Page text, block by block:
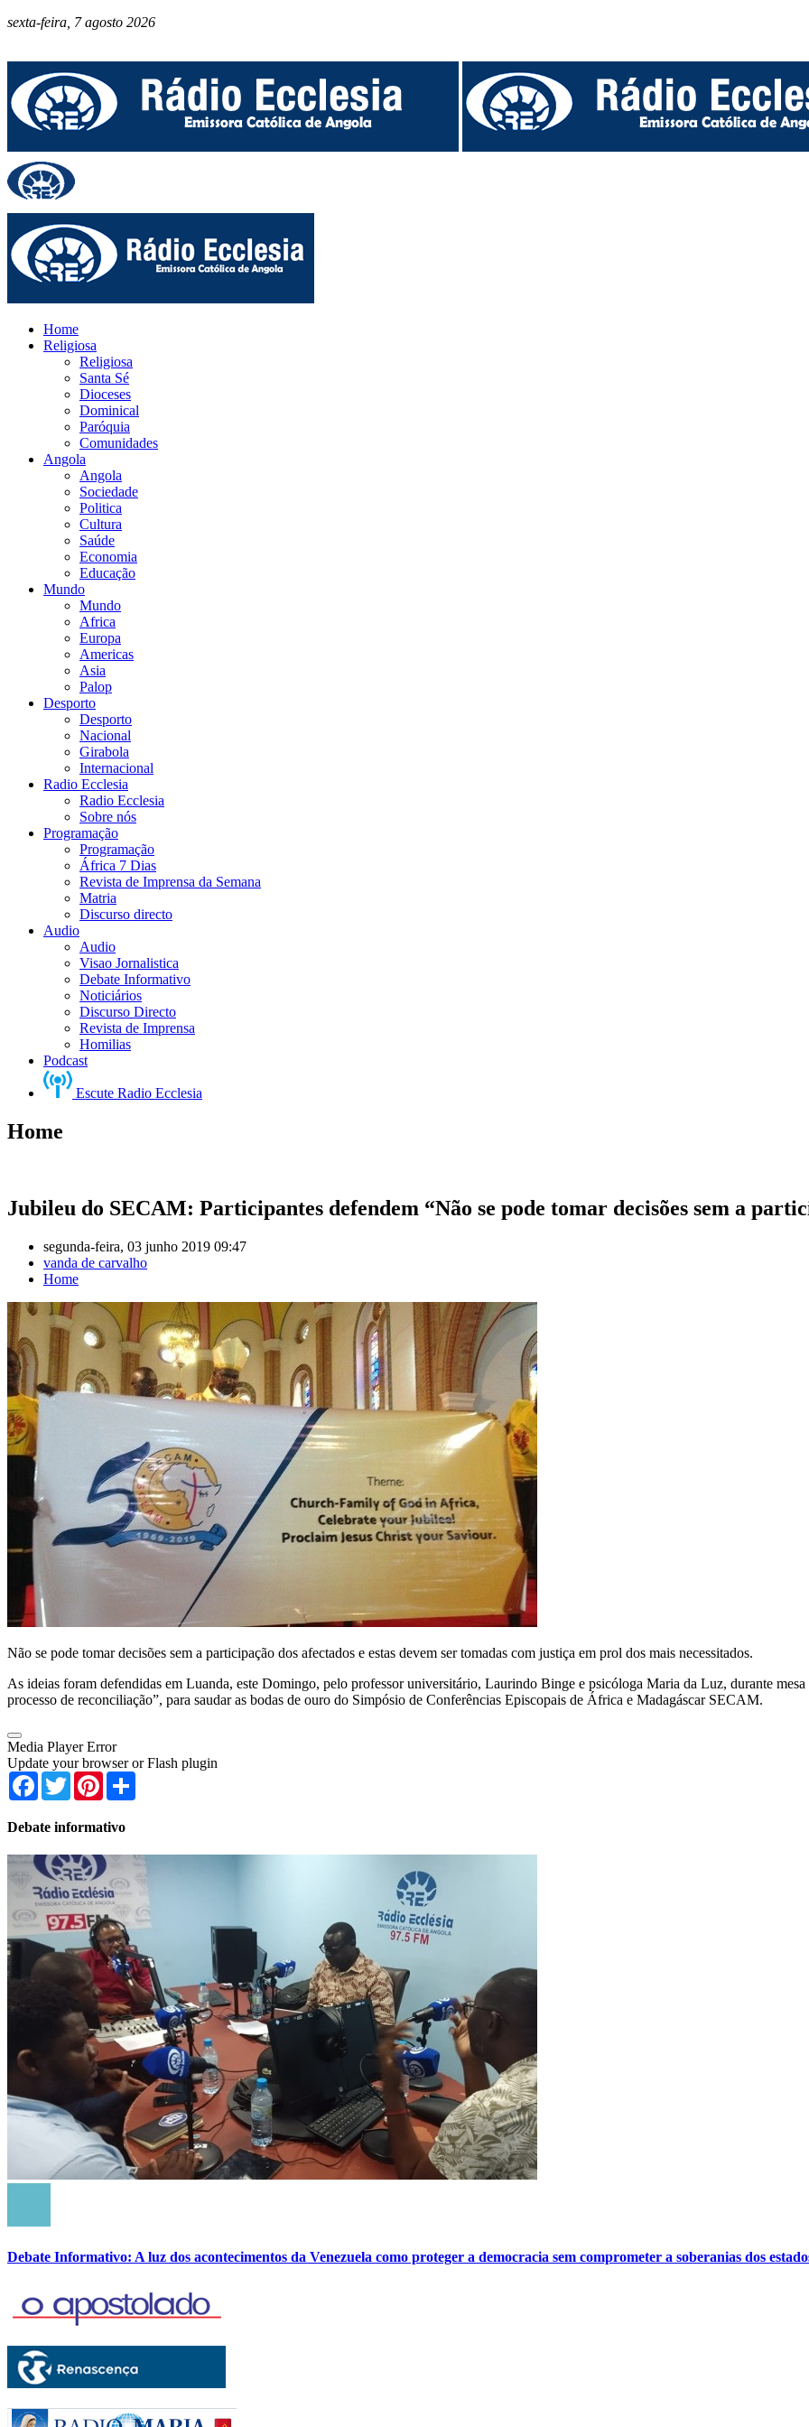
sexta-feira, 7 agosto 2026
Home
Religiosa
Religiosa
Santa Sé
Dioceses
Dominical
Paróquia
Comunidades
Angola
Angola
Sociedade
Politica
Cultura
Saúde
Economia
Educação
Mundo
Mundo
Africa
Europa
Americas
Asia
Palop
Desporto
Desporto
Nacional
Girabola
Internacional
Radio Ecclesia
Radio Ecclesia
Sobre nós
Programação
Programação
África 7 Dias
Revista de Imprensa da Semana
Matria
Discurso directo
Audio
Audio
Visao Jornalistica
Debate Informativo
Noticiários
Discurso Directo
Revista de Imprensa
Homilias
Podcast
Escute Radio Ecclesia
Home
Jubileu do SECAM: Participantes defendem “Não se pode tomar decisões sem a
segunda-feira, 03 junho 2019 09:47
vanda de carvalho
Home
Não se pode tomar decisões sem a participação dos afectados e estas devem ser tomadas com justiça em prol dos mais necessitados.
As ideias foram defendidas em Luanda, este Domingo, pelo professor universitário, Laurindo Binge e psicóloga Maria da Luz, durante
processo de reconciliação”, para saudar as bodas de ouro do Simpósio de Conferências Episcopais de África e Madagáscar SECAM.
Media Player Error
Update your browser or Flash plugin
Facebook
TwitterPinterest
Debate informativo
Debate Informativo: A luz dos acontecimentos da Venezuela como proteger a democracia sem comprometer a soberanias dos